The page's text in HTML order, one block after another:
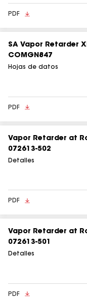
PDF
SA Vapor Retarder
COMGN847
Hojas de datos
PDF
Vapor Retarder at
072613-502
Detalles
PDF
Vapor Retarder at
072613-501
Detalles
PDF